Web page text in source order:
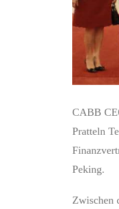
CABB
Pratteln
Peking.
Zwischen